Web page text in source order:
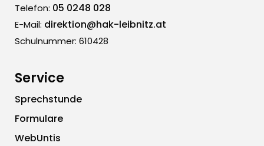
Telefon: 05 0248 028
E-Mail: direktion@hak-leibnitz.at
Schulnummer: 610428
Service
Sprechstunde
Formulare
WebUntis